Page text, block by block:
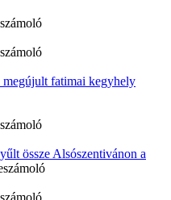
megújult fatimai kegyhely
össze Alsószentivánon a